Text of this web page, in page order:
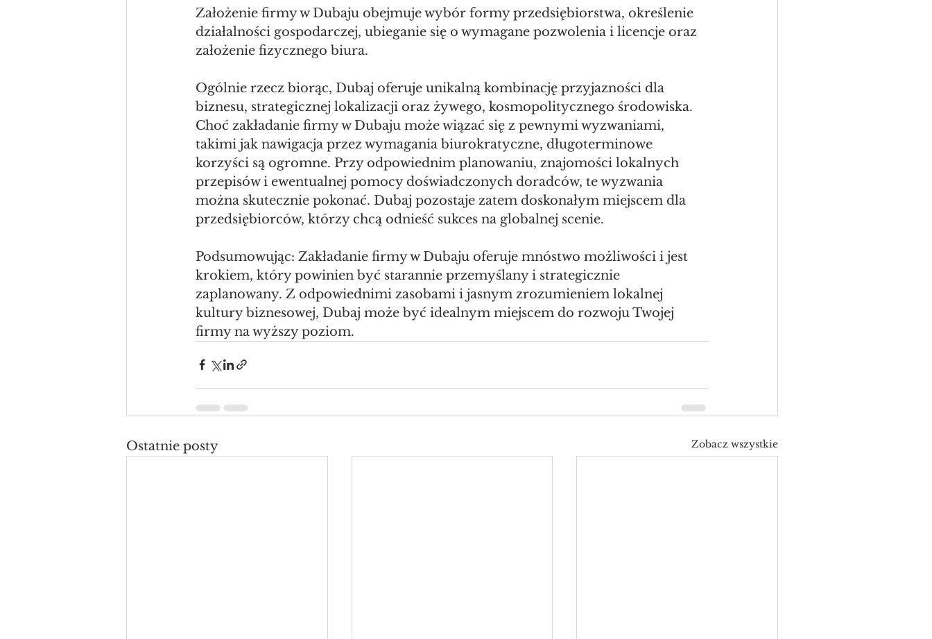
Założenie firmy w Dubaju obejmuje wybór formy przedsiębiorstwa, określenie
działalności gospodarczej, ubieganie się o wymagane pozwolenia i licencje oraz
założenie fizycznego biura.
Ogólnie rzecz biorąc, Dubaj oferuje unikalną kombinację przyjazności dla
biznesu, strategicznej lokalizacji oraz żywego, kosmopolitycznego środowiska.
Choć zakładanie firmy w Dubaju może wiązać się z pewnymi wyzwaniami,
takimi jak nawigacja przez wymagania biurokratyczne, długoterminowe
korzyści są ogromne. Przy odpowiednim planowaniu, znajomości lokalnych
przepisów i ewentualnej pomocy doświadczonych doradców, te wyzwania
można skutecznie pokonać. Dubaj pozostaje zatem doskonałym miejscem dla
przedsiębiorców, którzy chcą odnieść sukces na globalnej scenie.
Podsumowując: Zakładanie firmy w Dubaju oferuje mnóstwo możliwości i jest
krokiem, który powinien być starannie przemyślany i strategicznie
zaplanowany. Z odpowiednimi zasobami i jasnym zrozumieniem lokalnej
kultury biznesowej, Dubaj może być idealnym miejscem do rozwoju Twojej
firmy na wyższy poziom.
Ostatnie posty Zobacz wszystkie